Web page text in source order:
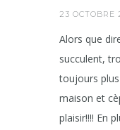
23 OCTOBRE
Alors que
succulent,
toujours
maison et
plaisir!!!! En